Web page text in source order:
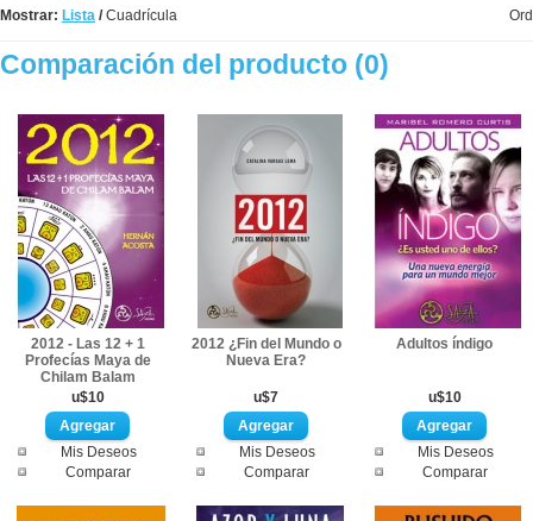
Mostrar: Lista /Cuadrícula
Comparación del producto (0)
2012 - Las 12 + 1
Profecías Maya de
Chilam Balam
u$10
Mis Deseos
Comparar
2012 ¿Fin del Mundo o
Nueva Era?
u$7
Mis Deseos
Comparar
Adultos índigo
u$10
Mis Deseos
Comparar